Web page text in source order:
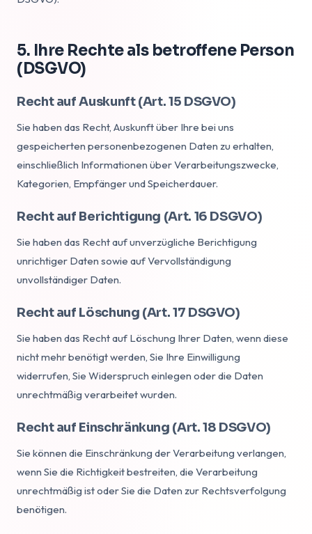
5. Ihre Rechte als betroffene Person
(DSGVO)
Recht auf Auskunft (Art. 15 DSGVO)
Sie haben das Recht, Auskunft über Ihre bei uns
gespeicherten personenbezogenen Daten zu erhalten,
einschließlich Informationen über Verarbeitungszwecke,
Kategorien, Empfänger und Speicherdauer.
Recht auf Berichtigung (Art. 16 DSGVO)
Sie haben das Recht auf unverzügliche Berichtigung
unrichtiger Daten sowie auf Vervollständigung
unvollständiger Daten.
Recht auf Löschung (Art. 17 DSGVO)
Sie haben das Recht auf Löschung Ihrer Daten, wenn diese
nicht mehr benötigt werden, Sie Ihre Einwilligung
widerrufen, Sie Widerspruch einlegen oder die Daten
unrechtmäßig verarbeitet wurden.
Recht auf Einschränkung (Art. 18 DSGVO)
Sie können die Einschränkung der Verarbeitung verlangen,
wenn Sie die Richtigkeit bestreiten, die Verarbeitung
unrechtmäßig ist oder Sie die Daten zur Rechtsverfolgung
benötigen.